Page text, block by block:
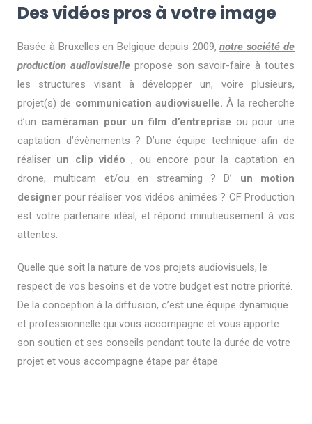
Des vidéos pros à votre image
Basée à Bruxelles en Belgique depuis 2009,notre société de
production audiovisuelle propose son savoir-faire à toutes
les structures visant à développer un, voire plusieurs,
projet(s) de communication audiovisuelle.À la recherche
d’un caméraman pour un film d’entreprise ou pour une
captation d’évènements ? D’une équipe technique afin de
réaliser un clip vidéo , ou encore pour la captation en
drone, multicam et/ou en streaming ? D’ un motion
designer pour réaliser vos vidéos animées ? CF Production
est votre partenaire idéal, et répond minutieusement à vos
attentes.
Quelle que soit la nature de vos projets audiovisuels, le
respect de vos besoins et de votre budget est notre priorité.
De la conception à la diffusion, c’est une équipe dynamique
et professionnelle qui vous accompagne et vous apporte
son soutien et ses conseils pendant toute la durée de votre
projet et vous accompagne étape par étape.